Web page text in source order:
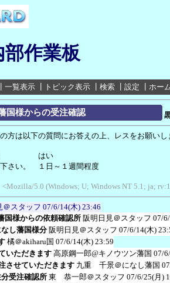
作業板
一覧表示 トピック表示 検索 設定 ホー
国様からの受注確認
方は以下の質問にお答えの上、レスをお願いし
か？ はい
さい。 １日～１週間程度
<Mozilla/5.0 (Windows; U; Windows NT 5.1; ja;
＠スタッフ 07/6/14(木) 23:46
国様からの依頼確認所 阪明日見＠スタッフ 07/
し藩国様分 阪明日見＠スタッフ 07/6/14(木)
橘＠akiharu国 07/6/14(木) 23:59
いただきます 高原鋼一郎@キノウツン藩国 07/
させていただきます 九重 千景＠になし藩国
受注確認所 東 恭一郎＠スタッフ 07/6/25(月)